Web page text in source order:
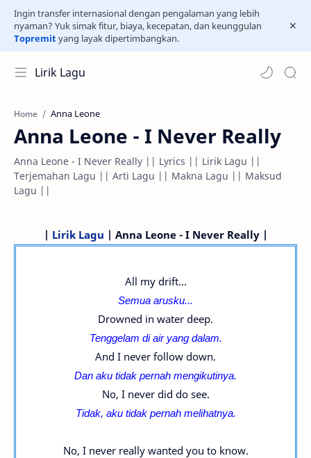
Ingin transfer internasional dengan pengalaman yang lebih
nyaman? Yuk simak fitur, biaya, kecepatan, dan keunggulan
Topremityang layak dipertimbangkan.
Lirik Lagu
Home Anna Leone
Anna Leone - I Never Really
Anna Leone - I Never Really || Lyrics || Lirik Lagu ||
Terjemahan Lagu || Arti Lagu || Makna Lagu || Maksud
Lagu ||
| Lirik Lagu | Anna Leone - I Never Really |
All my drift...
Semua arusku...
Drowned in water deep.
Tenggelam di air yang dalam.
And I never follow down.
Dan aku tidak pernah mengikutinya.
No, I never did do see.
Tidak, aku tidak pernah melihatnya.
No, I never really wanted you to know.